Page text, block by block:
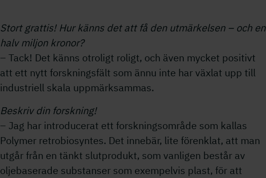
Stort grattis! Hur känns det att få den utmärkelsen – och en
halv miljon kronor?
– Tack! Det känns otroligt roligt, och även mycket positivt
att ett nytt forskningsfält som ännu inte har växlat upp till
industriell skala uppmärksammas.
Beskriv din forskning!
– Jag har introducerat ett forskningsområde som kallas
Polymer retrobiosyntes. Det innebär, lite förenklat, att man
utgår från en tänkt slutprodukt, som vanligen består av
oljebaserade substanser som exempelvis plast, för att